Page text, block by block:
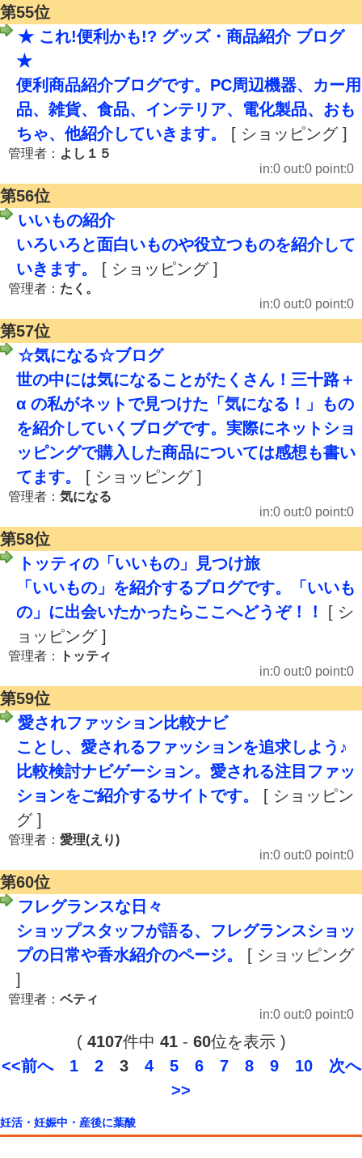
第55位
★ これ!便利かも!? グッズ・商品紹介 ブログ
★
便利商品紹介ブログです。PC周辺機器、カー用
品、雑貨、食品、インテリア、電化製品、おも
ちゃ、他紹介していきます。
[ ショッピング ]
管理者： よし１５
in:0 out:0 point:0
第56位
いいもの紹介
いろいろと面白いものや役立つものを紹介して
いきます。
[ ショッピング ]
管理者： たく。
in:0 out:0 point:0
第57位
☆気になる☆ブログ
世の中には気になることがたくさん！三十路＋
α の私がネットで見つけた「気になる！」もの
を紹介していくブログです。実際にネットショ
ッピングで購入した商品については感想も書い
てます。
[ ショッピング ]
管理者： 気になる
in:0 out:0 point:0
第58位
トッティの「いいもの」見つけ旅
「いいもの」を紹介するブログです。「いいも
の」に出会いたかったらここへどうぞ！！
[ シ
ョッピング ]
管理者：
トッティ
in:0 out:0 point:0
第59位
愛されファッション比較ナビ
ことし、愛されるファッションを追求しよう♪
比較検討ナビゲーション。愛される注目ファッ
ションをご紹介するサイトです。
[ ショッピン
グ ]
管理者： 愛理(えり)
in:0 out:0 point:0
第60位
フレグランスな日々
ショップスタッフが語る、フレグランスショッ
プの日常や香水紹介のページ。
[ ショッピング
]
管理者： ベティ
in:0 out:0 point:0
( 4107件中 41- 60位を表示 )
<<前へ
1 2 3 4 5 6 7 8 9 10
次へ
>>
妊活・妊娠中・産後に葉酸